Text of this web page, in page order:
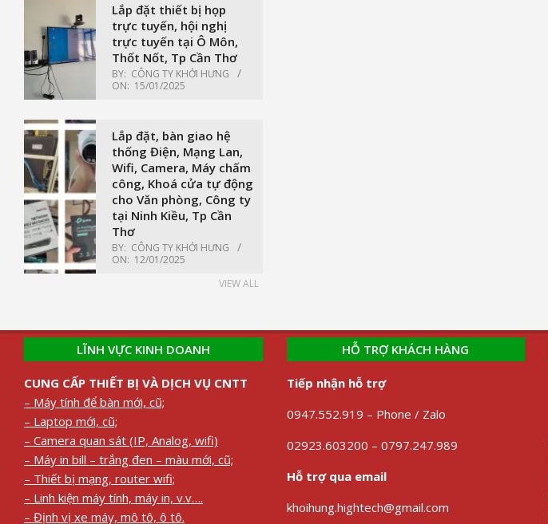
Lắp đặt thiết bị họp
trực tuyến, hội nghị
trực tuyến tại Ô Môn,
Thốt Nốt, Tp Cần Thơ
BY: CÔNG TY KHỞI HƯNG
ON: 15/01/2025
Lắp đặt, bàn giao hệ
thống Điện, Mạng Lan,
Wifi, Camera, Máy chấm
công, Khoá cửa tự động
cho Văn phòng, Công ty
tại Ninh Kiều, Tp Cần
Thơ
BY: CÔNG TY KHỞI HƯNG
ON: 12/01/2025
VIEW ALL
LĨNH VỰC KINH DOANH
CUNG CẤP THIẾT BỊ VÀ DỊCH VỤ CNTT
– Máy tính để bàn mới, cũ;
– Laptop mới, cũ;
– Camera quan sát (IP, Analog, wifi)
– Máy in bill – trắng đen – màu mới, cũ;
– Thiết bị mạng, router wifi;
– Linh kiện máy tính, máy in, v.v….
– Định vị xe máy, mô tô, ô tô.
HỖ TRỢ KHÁCH HÀNG
Tiếp nhận hỗ trợ
0947.552.919 – Phone / Zalo
02923.603200 – 0797.247.989
Hỗ trợ qua email
khoihung.hightech@gmail.com